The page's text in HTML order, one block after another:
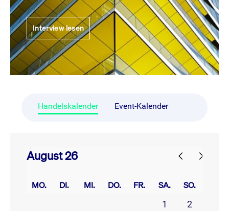
Interview lesen
Handelskalender Event-Kalender
August 26
MO. DI. MI. DO. FR. SA. SO.
1
2